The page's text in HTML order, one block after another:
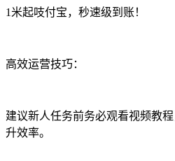
1米起吱付宝，秒速级到账！
高效运营技巧：
建议新人任务前务必观看视频教
升效率。